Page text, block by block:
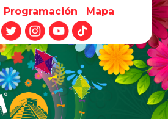
Programación Mapa